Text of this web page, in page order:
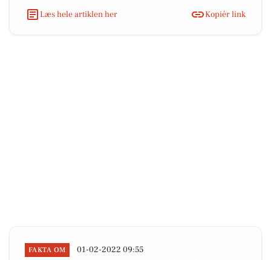
Læs hele artiklen her
Kopiér link
FAKTA OM 01-02-2022 09:55